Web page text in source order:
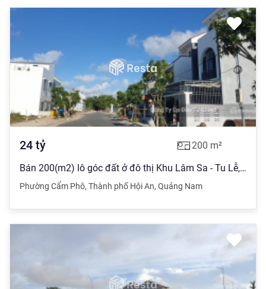
24 tỷ 200 m²
Bán 200(m2) lô góc đất ở đô thị Khu Lâm Sa - Tu Lễ, Cẩm Phô, Hội An
Phường Cẩm Phô, Thành phố Hội An, Quảng Nam